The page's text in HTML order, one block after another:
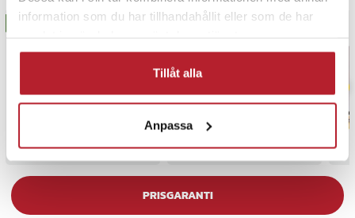
information som du har tillhandahållit eller som de har
Tillåt alla
Anpassa
BÄSTSÄLJARE BÄSTSÄLJARE
PRISGARANTI